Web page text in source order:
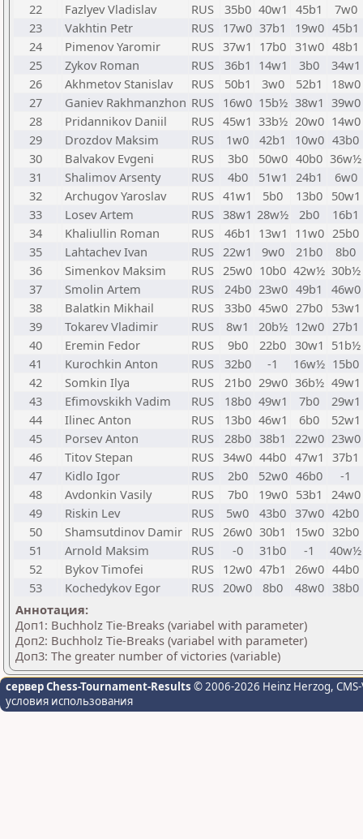
22
Fazlyev Vladislav RUS 35b0 40w1 45b1
7w0
23
Vakhtin Petr RUS 17w0 37b1 19w0 45b1
24
Pimenov Yaromir RUS 37w1 17b0 31w0 48b1
25
Zykov Roman RUS 36b1 14w1 3b0
34w1
26
Akhmetov Stanislav RUS 50b1 3w0 52b1
18w0
27
Ganiev Rakhmanzhon RUS 16w0 15b½ 38w1 39w0
28
Pridannikov Daniil RUS 45w1 33b½ 20w0 14w0
29
Drozdov Maksim RUS 1w0 42b1 10w0 43b0
30
Balvakov Evgeni RUS 3b0 50w0 40b0 36w½
31
Shalimov Arsenty RUS 4b0 51w1 24b1
6w0
32
Archugov Yaroslav RUS 41w1 5b0 13b0 50w1
33
Losev Artem RUS 38w1 28w½ 2b0
16b1
34
Khaliullin Roman RUS 46b1 13w1 11w0 25b0
35
Lahtachev Ivan RUS 22w1 9w0 21b0
8b0
36
Simenkov Maksim RUS 25w0 10b0 42w½ 30b½
37
Smolin Artem RUS 24b0 23w0 49b1
46w0
38
Balatkin Mikhail RUS 33b0 45w0 27b0 53w1
39
Tokarev Vladimir RUS 8w1 20b½ 12w0 27b1
40
Eremin Fedor RUS 9b0 22b0 30w1 51b½
41
Kurochkin Anton RUS 32b0 -1 16w½ 15b0
42
Somkin Ilya RUS 21b0 29w0 36b½ 49w1
43
Efimovskikh Vadim RUS 18b0 49w1 7b0
29w1
44
Ilinec Anton RUS 13b0 46w1 6b0
52w1
45
Porsev Anton RUS 28b0 38b1 22w0 23w0
46
Titov Stepan RUS 34w0 44b0 47w1 37b1
47
Kidlo Igor RUS 2b0 52w0 46b0
-1
48
Avdonkin Vasily RUS 7b0 19w0 53b1
24w0
49
Riskin Lev RUS 5w0 43b0 37w0 42b0
50
Shamsutdinov Damir RUS 26w0 30b1 15w0 32b0
51
Arnold Maksim RUS -0 31b0 -1
40w½
52
Bykov Timofei RUS 12w0 47b1 26w0 44b0
53
Kochedykov Egor RUS 20w0 8b0 48w0 38b0
Аннотация:
Доп1: Buchholz Tie-Breaks (variabel with parameter)
Доп2: Buchholz Tie-Breaks (variabel with parameter)
Доп3: The greater number of victories (variable)
сервер Chess-Tournament-Results © 2006-2026 Heinz Herzog,
условия использования